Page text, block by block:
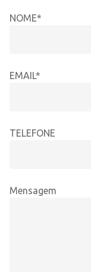
NOME*
EMAIL*
TELEFONE
Mensagem